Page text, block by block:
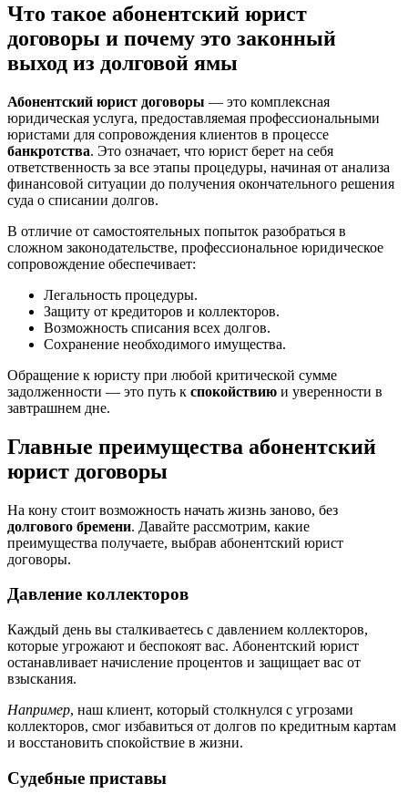
Что такое абонентский юрист
договоры и почему это законный
выход из долговой ямы
Абонентский юрист договоры — это комплексная
юридическая услуга, предоставляемая профессиональными
юристами для сопровождения клиентов в процессе
банкротства. Это означает, что юрист берет на себя
ответственность за все этапы процедуры, начиная от анализа
финансовой ситуации до получения окончательного решения
суда о списании долгов.
В отличие от самостоятельных попыток разобраться в
сложном законодательстве, профессиональное юридическое
сопровождение обеспечивает:
Легальность процедуры.
Защиту от кредиторов и коллекторов.
Возможность списания всех долгов.
Сохранение необходимого имущества.
Обращение к юристу при любой критической сумме
задолженности — это путь к спокойствию и уверенности в
завтрашнем дне.
Главные преимущества абонентский
юрист договоры
На кону стоит возможность начать жизнь заново, без
долгового бремени. Давайте рассмотрим, какие
преимущества получаете, выбрав абонентский юрист
договоры.
Давление коллекторов
Каждый день вы сталкиваетесь с давлением коллекторов,
которые угрожают и беспокоят вас. Абонентский юрист
останавливает начисление процентов и защищает вас от
взыскания.
Например, наш клиент, который столкнулся с угрозами
коллекторов, смог избавиться от долгов по кредитным картам
и восстановить спокойствие в жизни.
Судебные приставы